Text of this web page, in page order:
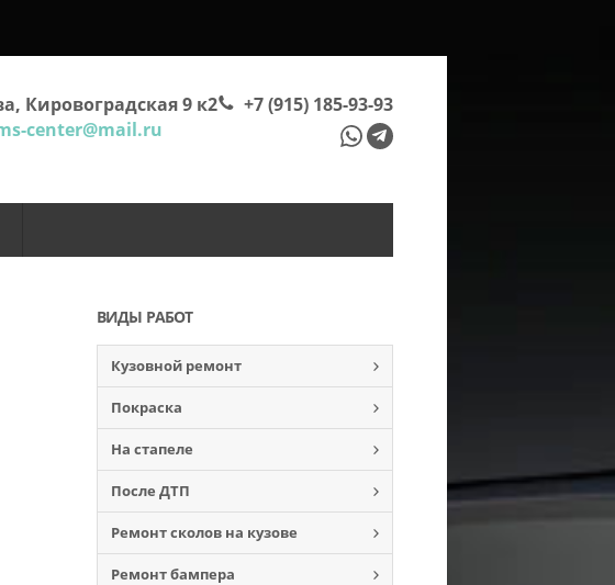
+7 (915) 185-93-93
Кировоградская 9 к2
center@mail.ru
ВИДЫ РАБОТ
Кузовной ремонт
Покраска
На стапеле
После ДТП
Ремонт сколов на кузове
Ремонт бампера